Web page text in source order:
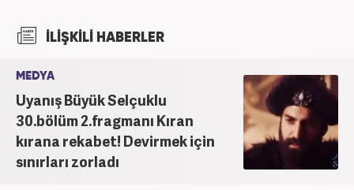
İLİŞKİLİ HABERLER
MEDYA
Uyanış Büyük Selçuklu
30.bölüm 2.fragmanı Kıran
kırana rekabet! Devirmek için
sınırları zorladı